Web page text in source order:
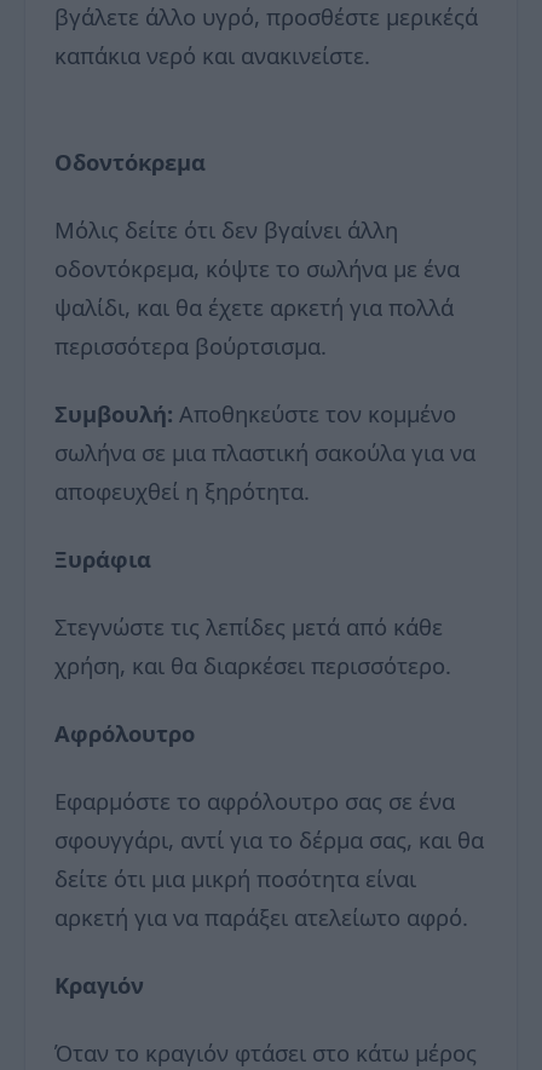
βγάλετε άλλο υγρό, προσθέστε μερικέςά
καπάκια νερό και ανακινείστε.
Οδοντόκρεμα
Μόλις δείτε ότι δεν βγαίνει άλλη
οδοντόκρεμα, κόψτε το σωλήνα με ένα
ψαλίδι, και θα έχετε αρκετή για πολλά
περισσότερα βούρτσισμα.
Συμβουλή: Αποθηκεύστε τον κομμένο
σωλήνα σε μια πλαστική σακούλα για να
αποφευχθεί η ξηρότητα.
Ξυράφια
Στεγνώστε τις λεπίδες μετά από κάθε
χρήση, και θα διαρκέσει περισσότερο.
Αφρόλουτρο
Εφαρμόστε το αφρόλουτρο σας σε ένα
σφουγγάρι, αντί για το δέρμα σας, και θα
δείτε ότι μια μικρή ποσότητα είναι
αρκετή για να παράξει ατελείωτο αφρό.
Κραγιόν
Όταν το κραγιόν φτάσει στο κάτω μέρος